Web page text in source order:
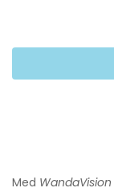
Med WandaVision